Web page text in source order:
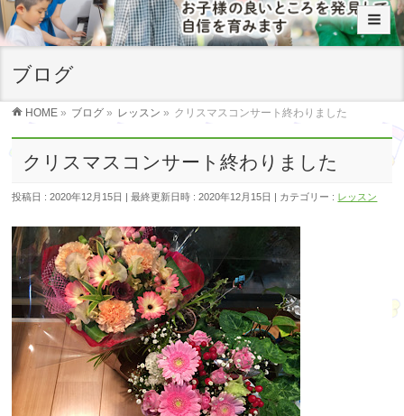
ブログ
HOME » ブログ » レッスン » クリスマスコンサート終わりました
クリスマスコンサート終わりました
投稿日 : 2020年12月15日 最終更新日時 : 2020年12月15日 カテゴリー : レッスン